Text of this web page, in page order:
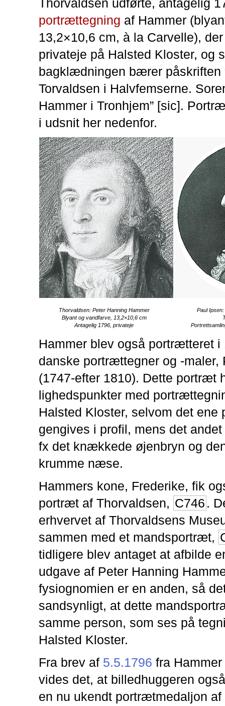
Thorvaldsen udførte, antagelig
portrættegning af Hammer
13,2×10,6 cm, à la Carvelle),
privateje på Halsted Kloster, og
bagklædningen bærer påskriften
Torvaldsen i Halvfemserne.
Hammer i Tronhjem” [sic].
i udsnit her nedenfor.
Thorvaldsen: Peter Hanning Hammer
Blyant og vandfarve, 13,2×10,6 cm
Antagelig 1796, privateje
Paul
Hammer blev også portrætteret i
danske portrættegner og -maler,
(1747-efter 1810). Dette portræt
lighedspunkter med
Halsted Kloster, selvom det ene
gengives i profil, mens det
fx det knækkede øjenbryn og
krumme næse.
Hammers kone, Frederike, fik
portræt af Thorvaldsen, C746 .
erhvervet af Thorvaldsens
sammen med et mandsportræt,
tidligere blev antaget at afbilde
udgave af Peter Hanning
fysiognomien er en anden, så
sandsynligt, at dette
samme person, som ses på
Halsted Kloster.
Fra brev af 5.5.1796 fra
vides det, at billedhuggeren
en nu ukendt portrætmedaljon